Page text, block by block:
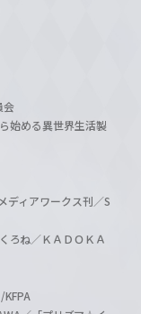
会
始める異世界生活製
ィアワークス刊／S
ろね／ＫＡＤＯＫＡ